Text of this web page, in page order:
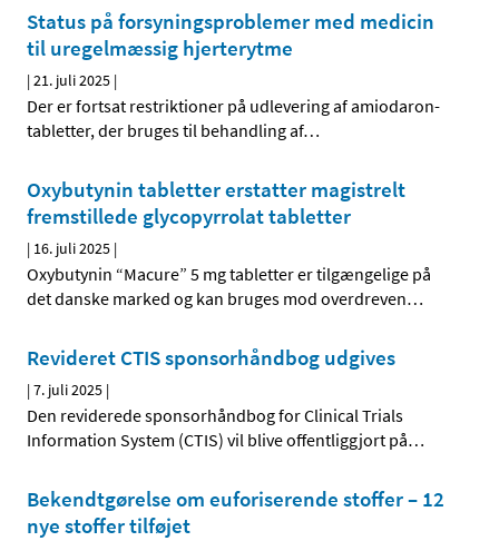
Status på forsyningsproblemer med medicin
til uregelmæssig hjerterytme
|21. juli 2025 |
Der er fortsat restriktioner på udlevering af amiodaron-
tabletter, der bruges til behandling af…
Oxybutynin tabletter erstatter magistrelt
fremstillede glycopyrrolat tabletter
| 16. juli 2025 |
Oxybutynin “Macure” 5 mg tabletter er tilgængelige på
det danske marked og kan bruges mod overdreven…
Revideret CTIS sponsorhåndbog udgives
|7. juli 2025 |
Den reviderede sponsorhåndbog for Clinical Trials
Information System (CTIS) vil blive offentliggjort på…
Bekendtgørelse om euforiserende stoffer – 12
nye stoffer tilføjet